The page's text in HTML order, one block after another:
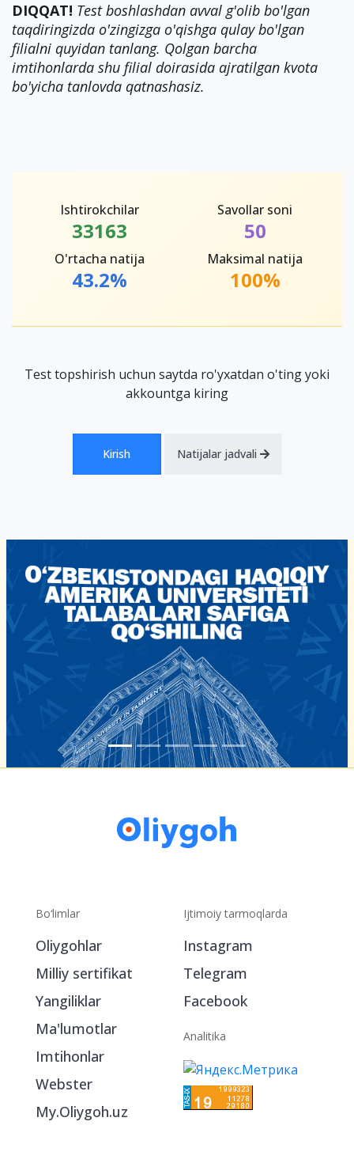
DIQQAT! Test boshlashdan avval g'olib bo'lgan
taqdiringizda o'zingizga o'qishga qulay bo'lgan
filialni quyidan tanlang. Qolgan barcha
imtihonlarda shu filial doirasida ajratilgan kvota
bo'yicha tanlovda qatnashasiz.
Ishtirokchilar
33163
Savollar soni
50
O'rtacha natija
43.2%
Maksimal natija
100%
Test topshirish uchun saytda ro'yxatdan o'ting yoki
akkountga kiring
Kirish Natijalar jadvali
Bo‘limlar
Oliygohlar
Milliy sertifikat
Yangiliklar
Ma'lumotlar
Imtihonlar
Webster
My.Oliygoh.uz
Ijtimoiy tarmoqlarda
Instagram
Telegram
Facebook
Analitika